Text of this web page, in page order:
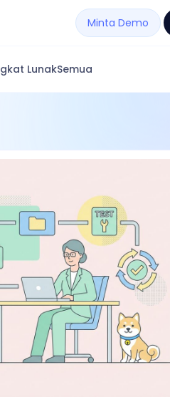
Minta Demo
LunakSemua